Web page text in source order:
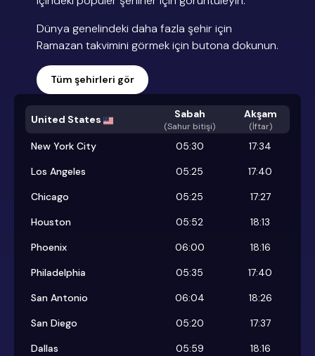
Dünya genelindeki daha fazla şehir için
Ramazan takvimini görmek için butona dokunun.
Tüm şehirleri gör
United States Sabah
(Sahur bitişi)
Akşam
(İftar)
New York City 05:30
17:34
Los Angeles
05:25
17:40
Chicago
05:25
17:27
Houston
05:52
18:13
Phoenix
06:00
18:16
Philadelphia
05:35
17:40
San Antonio
06:04
18:26
San Diego
05:20
17:37
Dallas
05:59
18:16